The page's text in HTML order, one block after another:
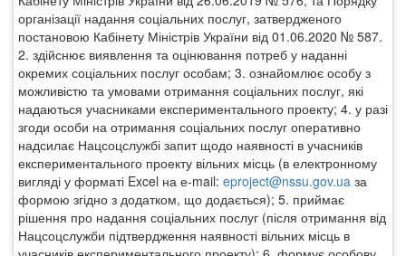
організації надання соціальних послуг, затвердженого
постановою Кабінету Міністрів України від 01.06.2020 № 587.
2. здійснює виявлення та оцінювання потреб у наданні
окремих соціальних послуг особам; 3. ознайомлює особу з
можливістю та умовами отримання соціальних послуг, які
надаються учасниками експериментального проекту; 4. у разі
згоди особи на отримання соціальних послуг оперативно
надсилає Нацсоцслужбі запит щодо наявності в учасників
експериментального проекту вільних місць (в електронному
вигляді у форматі Excel на е-mail: eproject@nssu.gov.ua за
формою згідно з додатком, що додається); 5. приймає
рішення про надання соціальних послуг (після отримання від
Нацсоцслужби підтвердження наявності вільних місць в